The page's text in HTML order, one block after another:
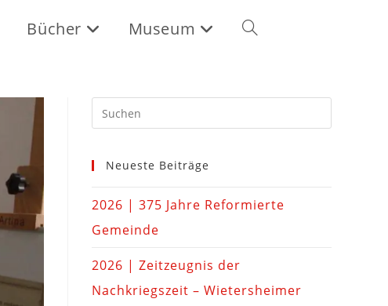
Bücher Museum
Neueste Beiträge
2026 | 375 Jahre Reformierte
Gemeinde
2026 | Zeitzeugnis der
Nachkriegszeit – Wietersheimer